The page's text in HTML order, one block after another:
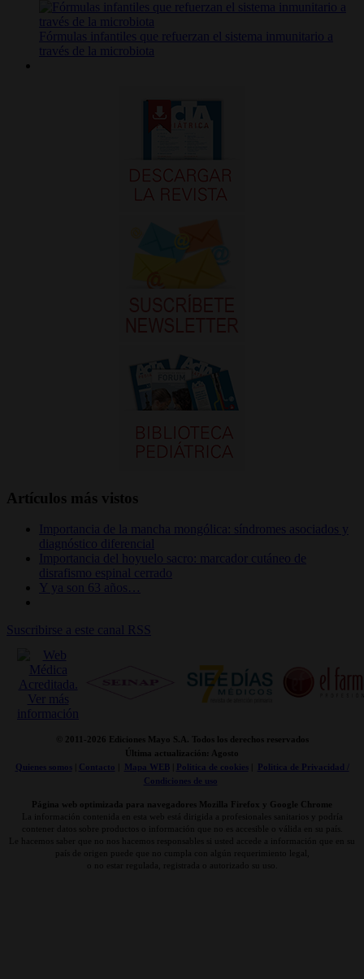
Fórmulas infantiles que refuerzan el sistema inmunitario a
través de la microbiota
Artículos más vistos
Importancia de la mancha mongólica: síndromes asociados y
diagnóstico diferencial
Importancia del hoyuelo sacro: marcador cutáneo de
disrafismo espinal cerrado
Y ya son 63 años…
Suscribirse a este canal RSS
© 2011-2026 Ediciones Mayo S.A. Todos los derechos reservados
Última actualización: Agosto
Quienes somos| Contacto Mapa WEB Politica de cookies|
Politica de Privacidad /
Condiciones de uso
Página web optimizada para navegadores Mozilla Firefox y Google Chrome
La información contenida en esta web está dirigida a profesionales sanitarios y podría
contener datos sobre productos o información que no es accesible o válida en su país.
Le hacemos saber que no nos hacemos responsables si usted accede a información que en su
país de origen puede que no cumpla con algún requerimiento legal,
o no estar regulada, registrada o autorizado su uso.